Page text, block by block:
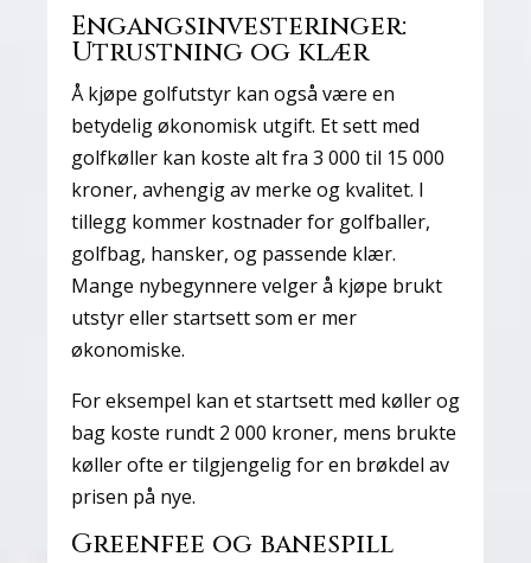
Engangsinvesteringer:
Utrustning og klær
Å kjøpe golfutstyr kan også være en
betydelig økonomisk utgift. Et sett med
golfkøller kan koste alt fra 3 000 til 15 000
kroner, avhengig av merke og kvalitet. I
tillegg kommer kostnader for golfballer,
golfbag, hansker, og passende klær.
Mange nybegynnere velger å kjøpe brukt
utstyr eller startsett som er mer
økonomiske.
For eksempel kan et startsett med køller og
bag koste rundt 2 000 kroner, mens brukte
køller ofte er tilgjengelig for en brøkdel av
prisen på nye.
Greenfee og banespill